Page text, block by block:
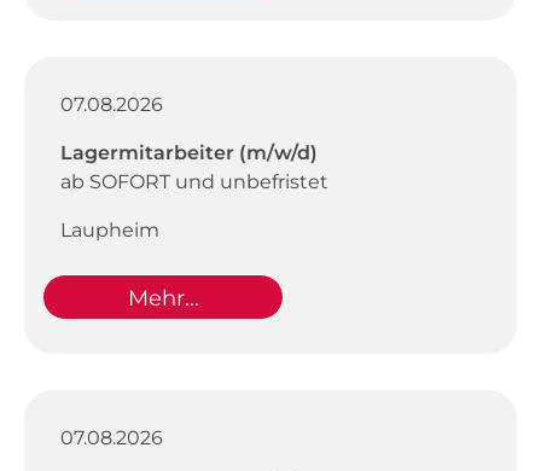
07.08.2026
Lagermitarbeiter (m/w/d)
ab SOFORT und unbefristet
Laupheim
Mehr...
07.08.2026